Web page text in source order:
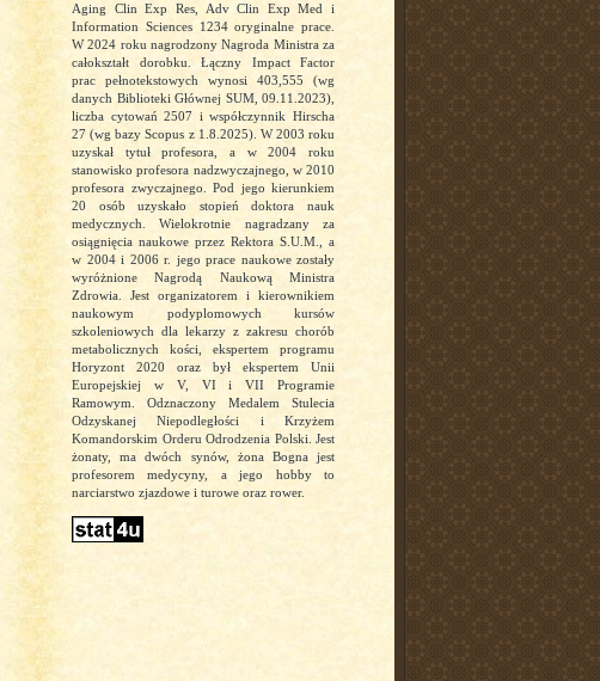
Aging Clin Exp Res, Adv Clin Exp Med i
Information Sciences 1234 oryginalne prace.
W 2024 roku nagrodzony Nagroda Ministra za
całokształt dorobku. Łączny Impact Factor
prac pełnotekstowych wynosi 403,555 (wg
danych Biblioteki Głównej SUM, 09.11.2023),
liczba cytowań 2507 i współczynnik Hirscha
27 (wg bazy Scopus z 1.8.2025). W 2003 roku
uzyskał tytuł profesora, a w 2004 roku
stanowisko profesora nadzwyczajnego, w 2010
profesora zwyczajnego. Pod jego kierunkiem
20 osób uzyskało stopień doktora nauk
medycznych. Wielokrotnie nagradzany za
osiągnięcia naukowe przez Rektora S.U.M., a
w 2004 i 2006 r. jego prace naukowe zostały
wyróżnione Nagrodą Naukową Ministra
Zdrowia. Jest organizatorem i kierownikiem
naukowym podyplomowych kursów
szkoleniowych dla lekarzy z zakresu chorób
metabolicznych kości, ekspertem programu
Horyzont 2020 oraz był ekspertem Unii
Europejskiej w V, VI i VII Programie
Ramowym. Odznaczony Medalem Stulecia
Odzyskanej Niepodległości i Krzyżem
Komandorskim Orderu Odrodzenia Polski. Jest
żonaty, ma dwóch synów, żona Bogna jest
profesorem medycyny, a jego hobby to
narciarstwo zjazdowe i turowe oraz rower.